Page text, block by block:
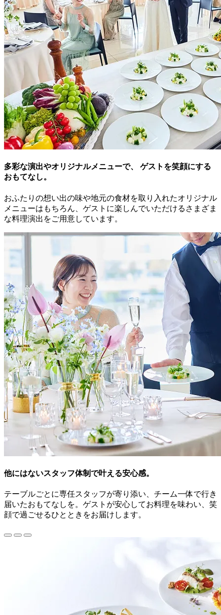
多彩な演出やオリジナルメニューで、 ゲストを笑顔にする
おもてなし。
おふたりの想い出の味や地元の食材を取り入れたオリジナル
メニューはもちろん、ゲストに楽しんでいただけるさまざま
な料理演出をご用意しています。
他にはないスタッフ体制で叶える安心感。
テーブルごとに専任スタッフが寄り添い、チーム一体で行き
届いたおもてなしを。ゲストが安心してお料理を味わい、笑
顔で過ごせるひとときをお届けします。